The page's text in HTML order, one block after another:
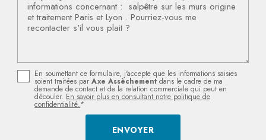
En soumettant ce formulaire, j'accepte que les informations saisies
soient traitées parAxe Assèchement dans le cadre de ma
demande de contact et de la relation commerciale qui peut en
découler. En savoir plus en consultant notre politique de
confidentialité.*